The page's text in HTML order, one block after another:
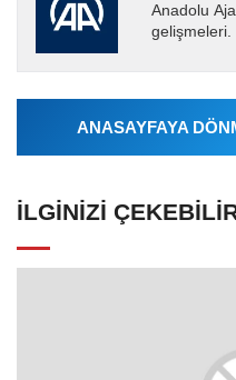
Anadolu
gelişmeleri.
tarafından
ANASAYFAYA
İLGINIZI